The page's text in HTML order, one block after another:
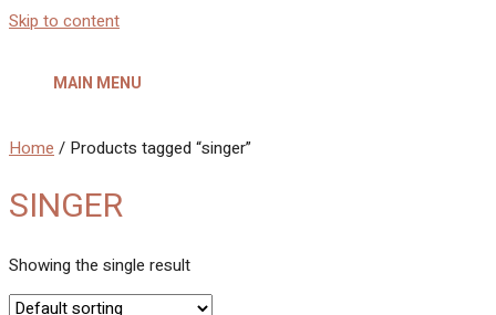
Skip to content
MAIN MENU
Home / Products tagged “singer”
SINGER
Showing the single result